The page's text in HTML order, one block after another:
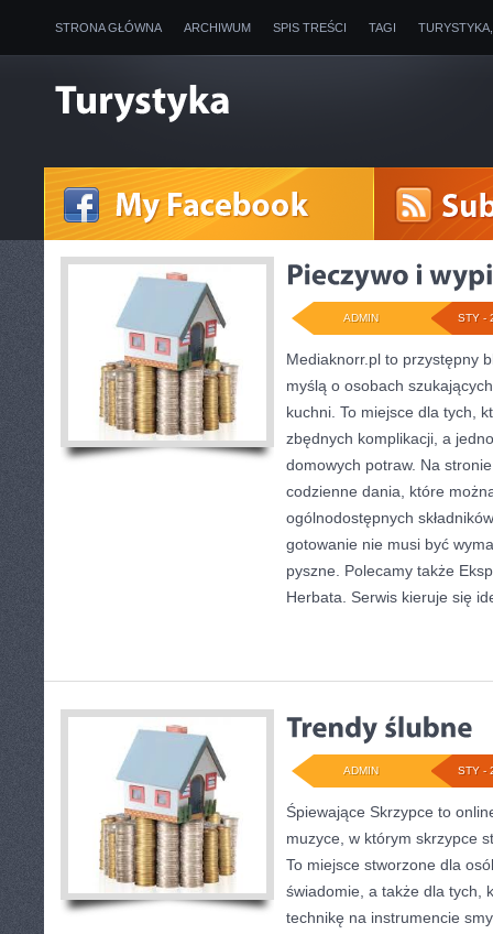
STRONA GŁÓWNA ARCHIWUM SPIS TREŚCI TAGI
STY -
ADMIN
Mediaknorr.pl to przystępny
myślą o osobach
kuchni. To miejsce dla tych,
zbędnych komplikacji, a
domowych potraw. Na
codzienne dania, które
ogólnodostępnych
gotowanie nie musi być
pyszne. Polecamy także
Herbata. Serwis kieruje się
STY -
ADMIN
Śpiewające Skrzypce to
muzyce, w którym skrzypce
To miejsce stworzone dla
świadomie, a także dla tych,
technikę na instrumencie